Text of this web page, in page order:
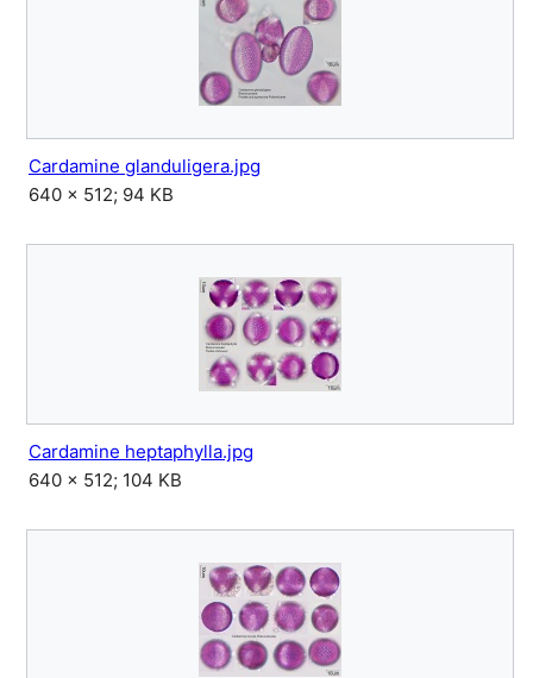
Cardamine glanduligera.jpg
640 × 512; 94 KB
Cardamine heptaphylla.jpg
640 × 512; 104 KB